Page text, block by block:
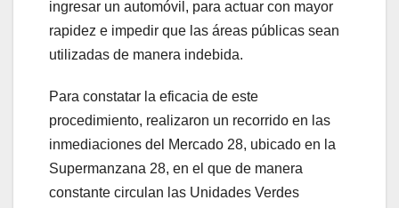
ingresar un automóvil, para actuar con mayor
rapidez e impedir que las áreas públicas sean
utilizadas de manera indebida.
Para constatar la eficacia de este
procedimiento, realizaron un recorrido en las
inmediaciones del Mercado 28, ubicado en la
Supermanzana 28, en el que de manera
constante circulan las Unidades Verdes